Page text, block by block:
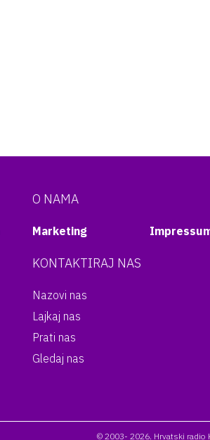
O NAMA
Marketing
KONTAKTIRAJ NAS
Nazovi nas
Lajkaj nas
Prati nas
Gledaj nas
© 2003- 2026. Hrvatski radio